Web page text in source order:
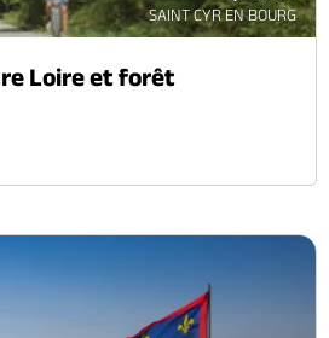
SAINT CYR EN BOURG
Loire et forêt